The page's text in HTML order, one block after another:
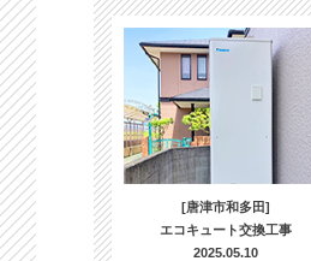
[唐津市和多田]
エコキュート交換工事
2025.05.10